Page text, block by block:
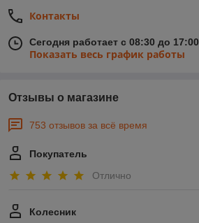
Контакты
Сегодня работает с 08:30 до 17:00
Показать весь график работы
Отзывы о магазине
753 отзывов за всё время
Покупатель
Отлично
Колесник